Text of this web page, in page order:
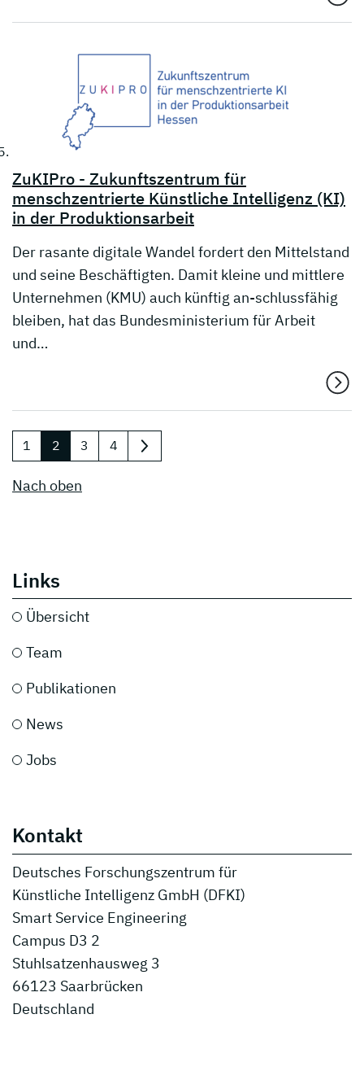
ZuKIPro - Zukunftszentrum für
menschzentrierte Künstliche Intelligenz (KI)
in der Produktionsarbeit
Der rasante digitale Wandel fordert den Mittelstand
und seine Beschäftigten. Damit kleine und mittlere
Unternehmen (KMU) auch künftig an-schlussfähig
bleiben, hat das Bundesministerium für Arbeit
und…
1 2 3 4 nächste
Nach oben
Links
Übersicht
Team
Publikationen
News
Jobs
Kontakt
Deutsches Forschungszentrum für
Künstliche Intelligenz GmbH (DFKI)
Smart Service Engineering
Campus D3 2
Stuhlsatzenhausweg 3
66123 Saarbrücken
Deutschland